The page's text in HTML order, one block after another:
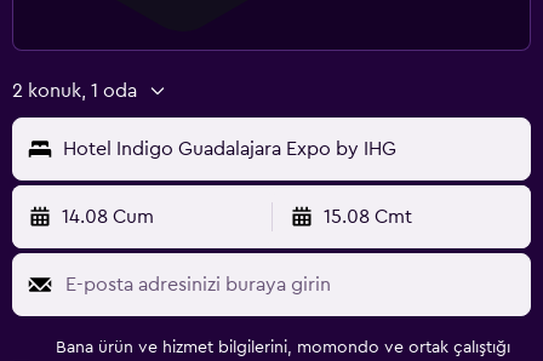
2 konuk, 1 oda
Hotel Indigo Guadalajara Expo by IHG
14.08 Cum 15.08 Cmt
Bana ürün ve hizmet bilgilerini, momondo ve ortak çalıştığı